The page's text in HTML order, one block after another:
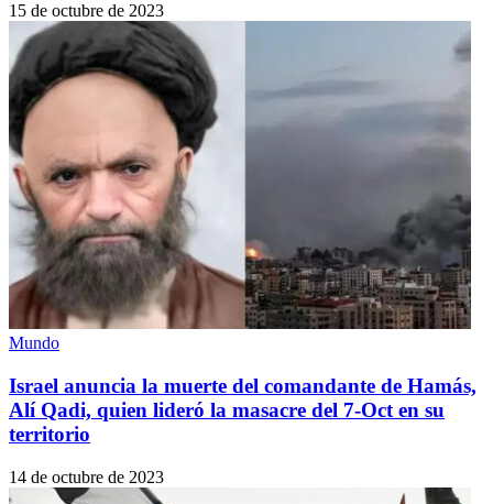
15 de octubre de 2023
Mundo
Israel anuncia la muerte del comandante de Hamás,
Alí Qadi, quien lideró la masacre del 7-Oct en su
territorio
14 de octubre de 2023